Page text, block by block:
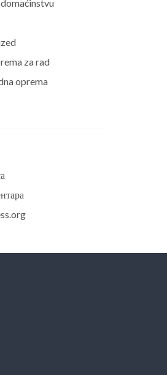
za rad
oprema